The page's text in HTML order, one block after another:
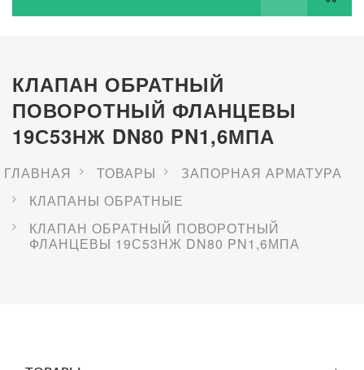
КЛАПАН ОБРАТНЫЙ
ПОВОРОТНЫЙ ФЛАНЦЕВЫ
19С53НЖ DN80 PN1,6МПА
ГЛАВНАЯ ТОВАРЫ
ЗАПОРНАЯ АРМАТУРА
КЛАПАНЫ ОБРАТНЫЕ
КЛАПАН ОБРАТНЫЙ ПОВОРОТНЫЙ
ФЛАНЦЕВЫ 19С53НЖ DN80 PN1,6МПА